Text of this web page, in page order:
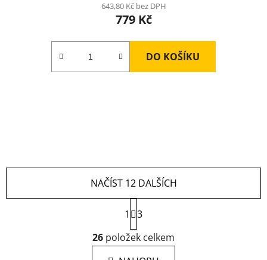
643,80 Kč bez DPH
779 Kč
DO KOŠÍKU
O
v
l
NAČÍST 12 DALŠÍCH
S
t
r
á
n
1
3
26 položek celkem